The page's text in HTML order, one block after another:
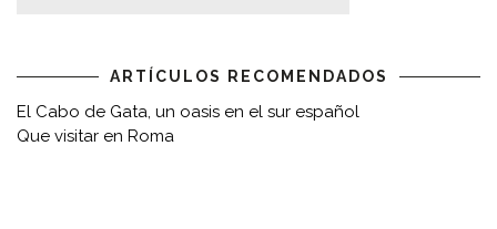
ARTÍCULOS RECOMENDADOS
El Cabo de Gata, un oasis en el sur español
Que visitar en Roma